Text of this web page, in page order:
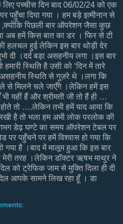
पच्चीस दिन बाद 06/02/24 को एक
पहुँचा दिया गया । हम बड़े इत्मीनान से
पिछली बार ऑपरेशन जैसा कुछ
अब हमें किस बात का डर । फिर से टी
हलचल हुई लेकिन इस बार थोड़ी देर
दी ।दर्द बड़ा असहनीय लगा ।इस बार
स्थिति है उसी को ‘दिन में तारे
असहनीय स्थिति से गुज़रे थे ।लगा कि
से मिलने चले जाएँगे ।लेकिन हमें इस
यहीं हैं और श्रीमती जी तो हैं ही …
तो ….लेकिन तभी हमें याद आया कि
है तो भला हम अभी लोक परलोक की
डेढ़ घण्टे का समय ऑपरेशन टेबल पर
पहुँचने पर हमें विश्वास हो गया कि
गया है ।बाद में मालूम हुआ कि इस बार
मेरी तरह ।लेकिन डॉक्टर ऋषभ माथुर ने
को ट्रेफिक जाम से मुक्ति दिला ही दी
आपके सामने लिख रहा हूँ । डा